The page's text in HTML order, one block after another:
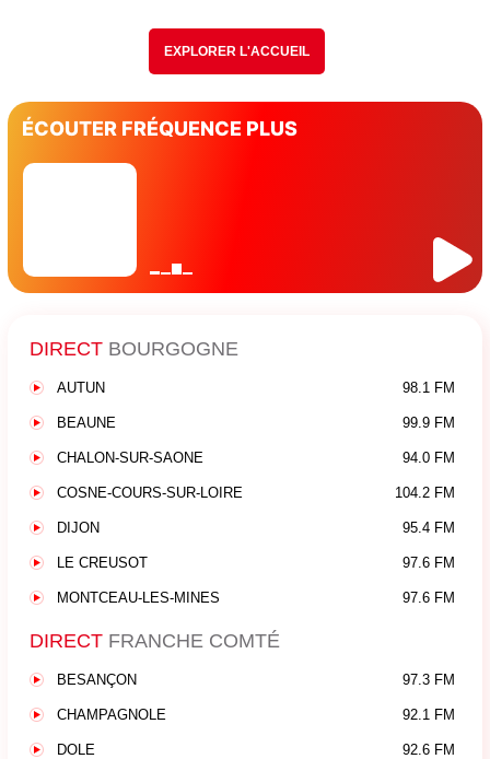
EXPLORER L'ACCUEIL
ÉCOUTER FRÉQUENCE PLUS
DIRECT BOURGOGNE
AUTUN 98.1 FM
BEAUNE 99.9 FM
CHALON-SUR-SAONE 94.0 FM
COSNE-COURS-SUR-LOIRE 104.2 FM
DIJON 95.4 FM
LE CREUSOT 97.6 FM
MONTCEAU-LES-MINES 97.6 FM
DIRECT FRANCHE COMTÉ
BESANÇON 97.3 FM
CHAMPAGNOLE 92.1 FM
DOLE 92.6 FM